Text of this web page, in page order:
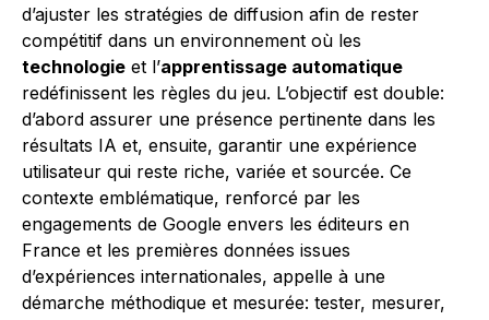
d’ajuster les stratégies de diffusion afin de rester
compétitif dans un environnement où les
technologie et l’apprentissage automatique
redéfinissent les règles du jeu. L’objectif est double:
d’abord assurer une présence pertinente dans les
résultats IA et, ensuite, garantir une expérience
utilisateur qui reste riche, variée et sourcée. Ce
contexte emblématique, renforcé par les
engagements de Google envers les éditeurs en
France et les premières données issues
d’expériences internationales, appelle à une
démarche méthodique et mesurée: tester, mesurer,